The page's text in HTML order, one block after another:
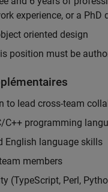
experience, or a PhD
oriented design
position must be
to lead cross-team
C++ programming
English language skills
members
(TypeScript, Perl,